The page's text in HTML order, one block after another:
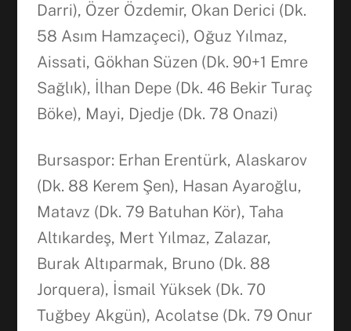
Darri), Özer Özdemir, Okan Derici (Dk.
58 Asım Hamzaçeci), Oğuz Yılmaz,
Aissati, Gökhan Süzen (Dk. 90+1 Emre
Sağlık), İlhan Depe (Dk. 46 Bekir Turaç
Böke), Mayi, Djedje (Dk. 78 Onazi)
Bursaspor: Erhan Erentürk, Alaskarov
(Dk. 88 Kerem Şen), Hasan Ayaroğlu,
Matavz (Dk. 79 Batuhan Kör), Taha
Altıkardeş, Mert Yılmaz, Zalazar,
Burak Altıparmak, Bruno (Dk. 88
Jorquera), İsmail Yüksek (Dk. 70
Tuğbey Akgün), Acolatse (Dk. 79 Onur